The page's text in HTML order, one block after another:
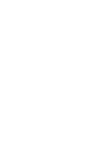
默」始終不交